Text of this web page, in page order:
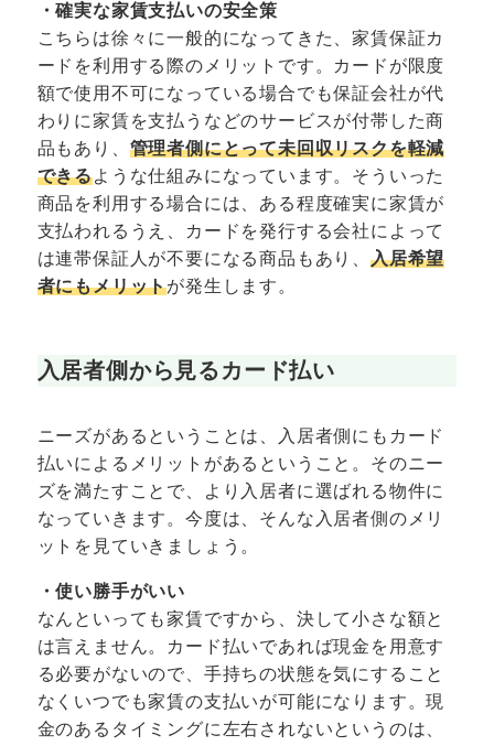
・確実な家賃支払いの安全策
こちらは徐々に一般的になってきた、家賃保証カ
ードを利用する際のメリットです。カードが限度
額で使用不可になっている場合でも保証会社が代
わりに家賃を支払うなどのサービスが付帯した商
品もあり、 管理者側にとって未回収リスクを軽減
できるような仕組みになっています。そういった
商品を利用する場合には、ある程度確実に家賃が
支払われるうえ、カードを発行する会社によって
は連帯保証人が不要になる商品もあり、 入居希望
者にもメリットが発生します。
入居者側から見るカード払い
ニーズがあるということは、入居者側にもカード
払いによるメリットがあるということ。そのニー
ズを満たすことで、より入居者に選ばれる物件に
なっていきます。今度は、そんな入居者側のメリ
ットを見ていきましょう。
・使い勝手がいい
なんといっても家賃ですから、決して小さな額と
は言えません。カード払いであれば現金を用意す
る必要がないので、手持ちの状態を気にすること
なくいつでも家賃の支払いが可能になります。現
金のあるタイミングに左右されないというのは、